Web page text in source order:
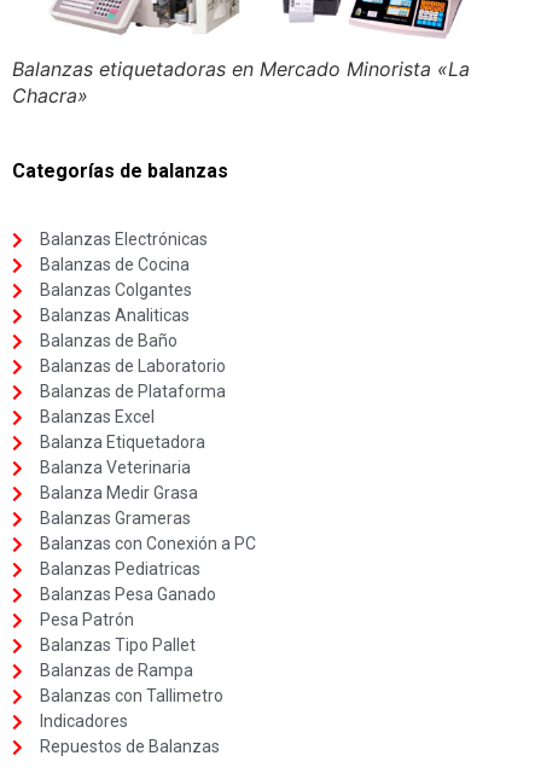
Balanzas etiquetadoras en Mercado Minorista «La
Chacra»
Categorías de balanzas
Balanzas Electrónicas
Balanzas de Cocina
Balanzas Colgantes
Balanzas Analiticas
Balanzas de Baño
Balanzas de Laboratorio
Balanzas de Plataforma
Balanzas Excel
Balanza Etiquetadora
Balanza Veterinaria
Balanza Medir Grasa
Balanzas Grameras
Balanzas con Conexión a PC
Balanzas Pediatricas
Balanzas Pesa Ganado
Pesa Patrón
Balanzas Tipo Pallet
Balanzas de Rampa
Balanzas con Tallimetro
Indicadores
Repuestos de Balanzas